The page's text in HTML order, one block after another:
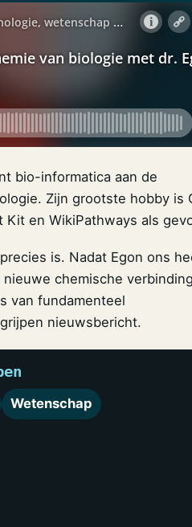
bio-informatica aan de
Zijn grootste hobby is
en WikiPathways als
is. Nadat Egon ons
chemische
van fundamenteel
nieuwsbericht.
Wetenschap